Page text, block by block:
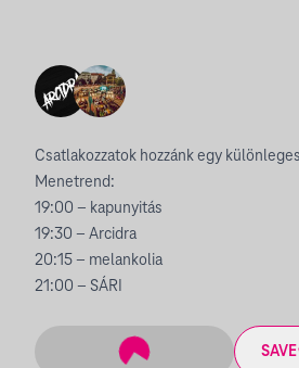
Csatlakozzatok hozzánk egy
Menetrend:
19:00 – kapunyitás
19:30 – Arcidra
20:15 – melankolia
21:00 – SÁRI
SAVE